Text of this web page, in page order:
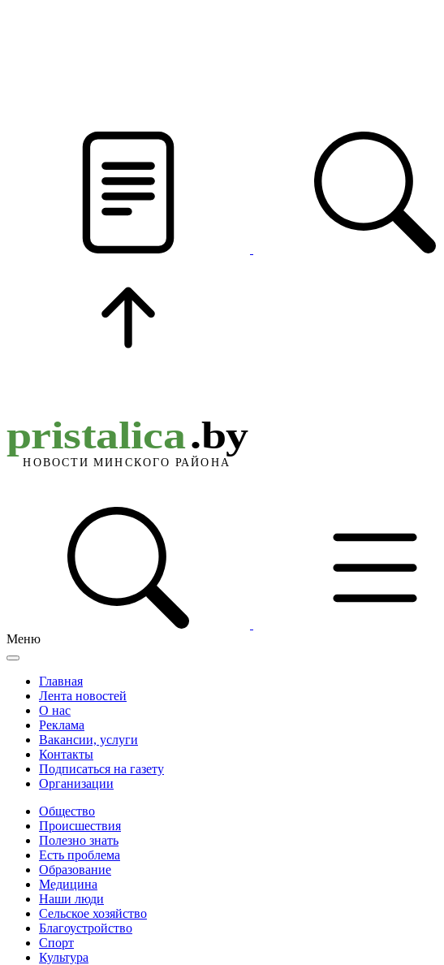
Меню
Главная
Лента новостей
О нас
Реклама
Вакансии, услуги
Контакты
Подписаться на газету
Организации
Общество
Происшествия
Полезно знать
Есть проблема
Образование
Медицина
Наши люди
Сельское хозяйство
Благоустройство
Спорт
Культура